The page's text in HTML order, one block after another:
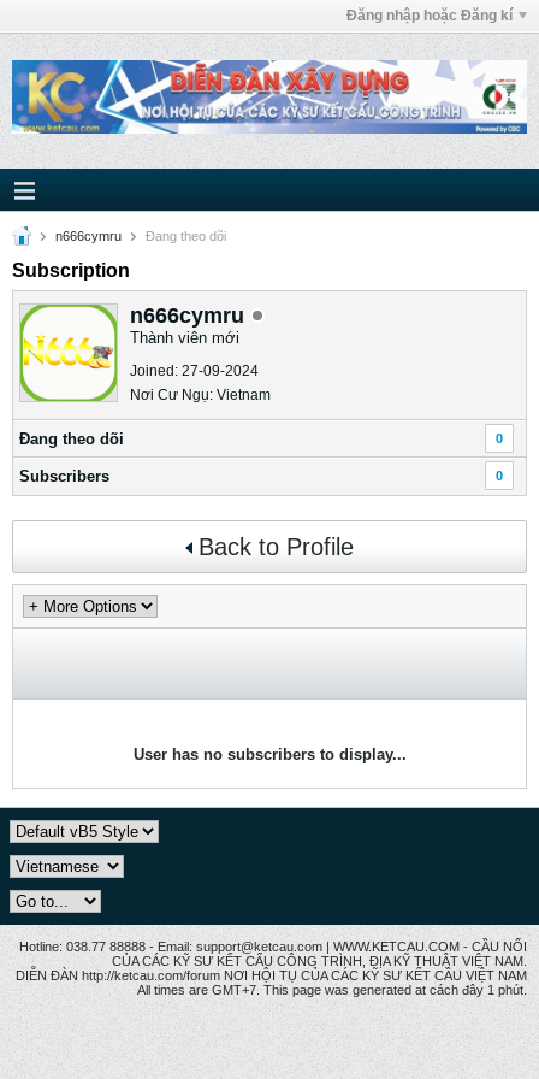
Đăng nhập hoặc Đăng kí
n666cymru Ðang theo dõi
Subscription
n666cymru
Thành viên mới
Joined: 27-09-2024
Nơi Cư Ngụ: Vietnam
Ðang theo dõi 0
Subscribers 0
Back to Profile
User has no subscribers to display...
Hotline: 038.77 88888 - Email: support@ketcau.com | WWW.KETCAU.COM - CẦU NỐI
CỦA CÁC KỸ SƯ KẾT CẤU CÔNG TRÌNH, ĐỊA KỸ THUẬT VIỆT NAM.
DIỄN ĐÀN http://ketcau.com/forum NƠI HỘI TỤ CỦA CÁC KỸ SƯ KẾT CÂU VIỆT NAM
All times are GMT+7. This page was generated at cách đây 1 phút.